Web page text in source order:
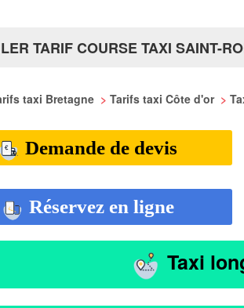
TARIF COURSE TAXI SAINT-
taxi Bretagne > Tarifs taxi Côte d'or >
Demande de devis
Réservez en ligne
Taxi